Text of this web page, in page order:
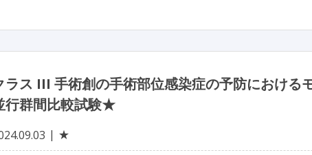
ラス III 手術創の手術部位感染症の予防におけ
行群間比較試験★
★